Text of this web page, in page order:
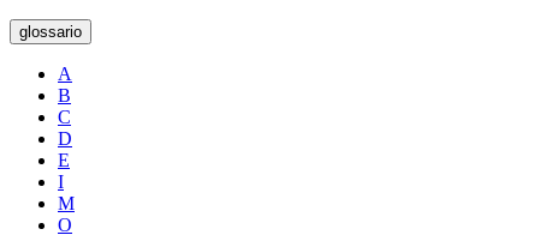
glossario
A
B
C
D
E
I
M
O